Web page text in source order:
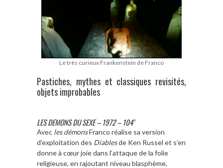
Le très curieux Frankenstein de Franco
Pastiches, mythes et classiques revisités,
objets improbables
LES DEMONS DU SEXE – 1972 – 104’
Avec les démonsFranco réalise sa version
d’exploitation des Diablesde Ken Russel et s’en
donne à cœur joie dans l’attaque de la folie
religieuse, en rajoutant niveau blasphème,